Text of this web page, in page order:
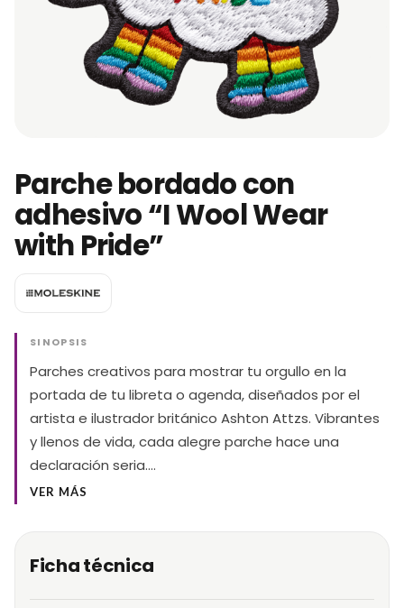
Parche bordado con
adhesivo “I Wool Wear
with Pride”
SINOPSIS
Parches creativos para mostrar tu orgullo en la
portada de tu libreta o agenda, diseñados por el
artista e ilustrador británico Ashton Attzs. Vibrantes
y llenos de vida, cada alegre parche hace una
declaración seria.…
VER MÁS
Ficha técnica